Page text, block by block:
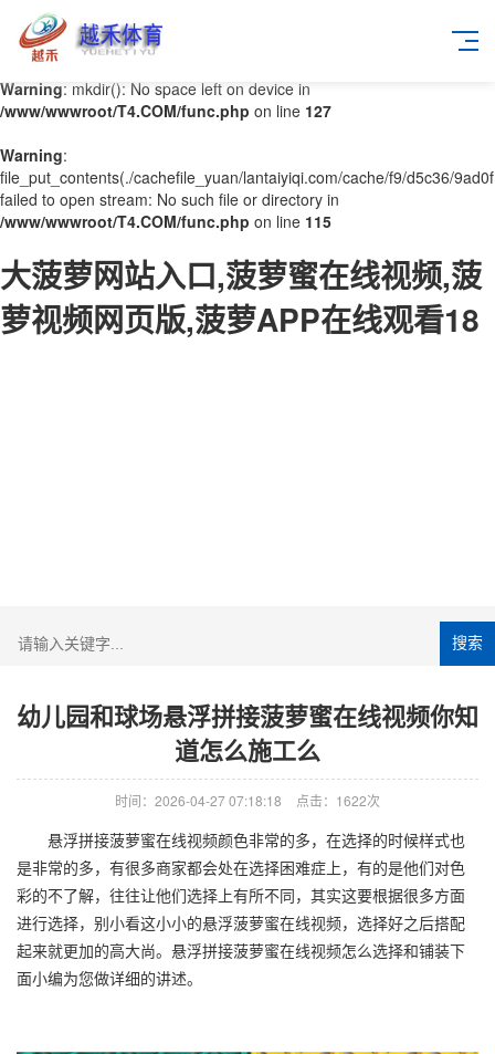
Warning: mkdir(): No space left on device in
/www/wwwroot/T4.COM/func.php on line 127
Warning:
file_put_contents(./cachefile_yuan/lantaiyiqi.com/cache/f9/d5c36/
failed to open stream: No such file or directory in
/www/wwwroot/T4.COM/func.php on line 115
大菠萝网站入口,菠萝蜜在线视频,菠
萝视频网页版,菠萝APP在线观看18
搜索
幼儿园和球场悬浮拼接菠萝蜜在线视频你知
道怎么施工么
时间：2026-04-27 07:18:18 点击：1622次
悬浮拼接菠萝蜜在线视频颜色非常的多，在选择的时候样式也
是非常的多，有很多商家都会处在选择困难症上，有的是他们对色
彩的不了解，往往让他们选择上有所不同，其实这要根据很多方面
进行选择，别小看这小小的悬浮菠萝蜜在线视频，选择好之后搭配
起来就更加的高大尚。悬浮拼接菠萝蜜在线视频怎么选择和铺装下
面小编为您做详细的讲述。